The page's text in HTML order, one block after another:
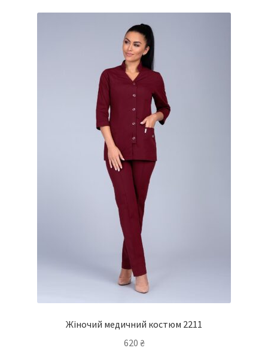
Жіночий медичний костюм 2211
620 ₴